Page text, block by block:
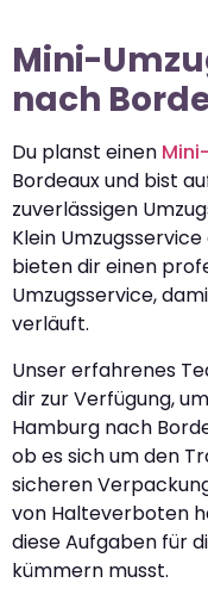
Mini-
nach
Du planst einen
Bordeaux und bist
zuverlässigen
Klein
bieten dir einen
Umzugsservice,
verläuft.
Unser erfahrenes
dir zur Verfügung,
Hamburg nach
ob es sich um den
sicheren
von Halteverboten
diese Aufgaben für
kümmern musst.